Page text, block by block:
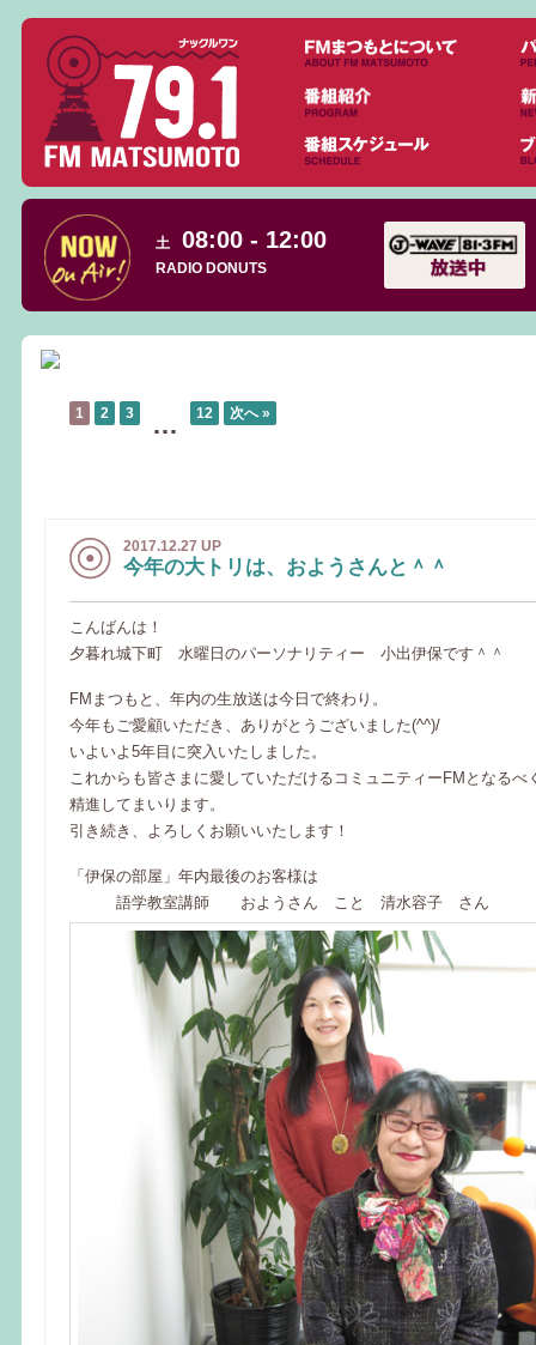
土 08:00 - 12:00
RADIO DONUTS
1 2 3 … 12 次へ »
2017.12.27 UP
今年の大トリは、おようさんと＾＾
こんばんは！
夕暮れ城下町 水曜日のパーソナリティー 小出伊保です＾＾
FMまつもと、年内の生放送は今日で終わり。
今年もご愛顧いただき、ありがとうございました(^^)/
いよいよ5年目に突入いたしました。
これからも皆さまに愛していただけるコミュニティーFMとなるべ
精進してまいります。
引き続き、よろしくお願いいたします！
「伊保の部屋」年内最後のお客様は
語学教室講師 おようさん こと 清水容子 さん